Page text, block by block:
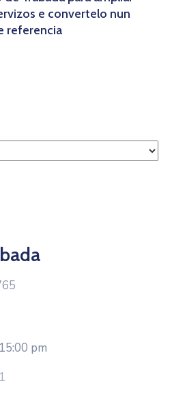
e convertelo nun
referencia
pm